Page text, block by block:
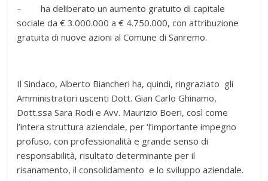
– ha deliberato un aumento gratuito di capitale
sociale da € 3.000.000 a € 4.750.000, con attribuzione
gratuita di nuove azioni al Comune di Sanremo.
Il Sindaco, Alberto Biancheri ha, quindi, ringraziato gli
Amministratori uscenti Dott. Gian Carlo Ghinamo,
Dott.ssa Sara Rodi e Avv. Maurizio Boeri, così come
l’intera struttura aziendale, per ‘l’importante impegno
profuso, con professionalità e grande senso di
responsabilità, risultato determinante per il
risanamento, il consolidamento e lo sviluppo aziendale.